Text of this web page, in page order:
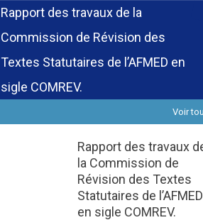
Rapport des travaux de la
Commission de Révision des
Textes Statutaires de l’AFMED en
sigle COMREV.
Voir
Rapport des travaux
la Commission de
Révision des Textes
Statutaires de l’AFMED
en sigle COMREV.